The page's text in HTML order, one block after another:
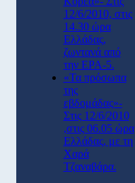
12/6/2010, στις
14.30 ώρα
Ελλάδας,
ζωντανά από
την ΕΡΑ-5.
«Τα πρόσωπα
της
εβδομάδας»-
Στις 12/6/2010
,στις 06.05 ώρα
Ελλάδας, με τη
Χαρά
Τζαναβάρα.